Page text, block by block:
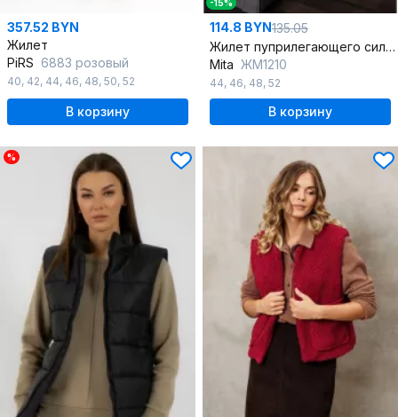
357.52 BYN
Жилет
PiRS 6883 розовый
40, 42, 44, 46, 48, 50, 52
В корзину
-15%
114.8 BYN135.05
Жилет пуприлегающего силуэта из текстиля с пуговицами и завязками
Mita ЖМ1210
44, 46, 48, 52
В корзину
%